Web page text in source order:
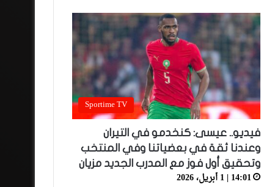
Sportime TV
فيديو.. عيسى: كنخدمو في التيران
وعندنا ثقة في بعضياتنا وفي المنتخب
وتحقيق أول فوز مع المدرب الجديد مزيان
14:01 | 1 أبريل، 2026